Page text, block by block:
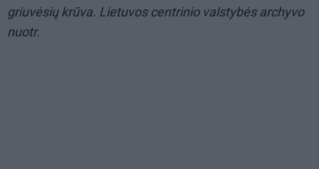
griuvėsių krūva. Lietuvos centrinio valstybės archyvo
nuotr.